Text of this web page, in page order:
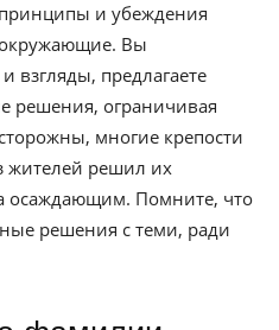
и убеждения
Вы
взгляды, предлагаете
решения, ограничивая
многие крепости
жителей решил их
осаждающим. Помните, что
решения с теми, ради